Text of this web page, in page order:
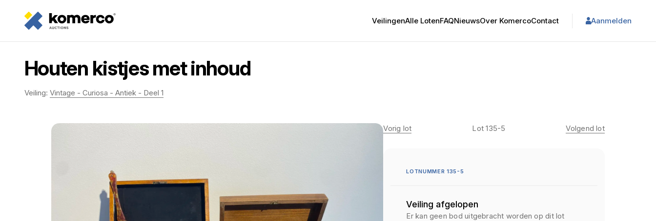
VeilingenAlle LotenFAQNieuwsOver KomercoContact Aanmelden
Houten kistjes met inhoud
Veiling: Vintage - Curiosa - Antiek - Deel 1
Vorig lot Lot 135-5 Volgend lot
LOTNUMMER 135-5
Veiling afgelopen
Er kan geen bod uitgebracht worden op dit lot